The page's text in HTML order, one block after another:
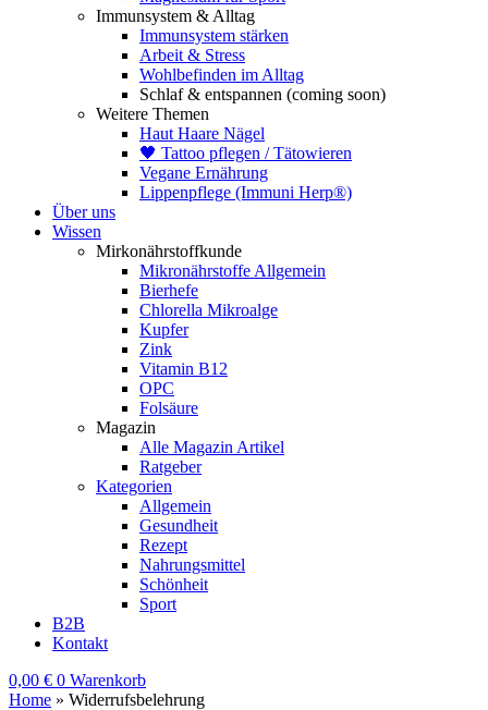
Immunsystem & Alltag
Immunsystem stärken
Arbeit & Stress
Wohlbefinden im Alltag
Schlaf & entspannen (coming soon)
Weitere Themen
Haut Haare Nägel
🖤 Tattoo pflegen / Tätowieren
Vegane Ernährung
Lippenpflege (Immuni Herp®)
Über uns
Wissen
Mirkonährstoffkunde
Mikronährstoffe Allgemein
Bierhefe
Chlorella Mikroalge
Kupfer
Zink
Vitamin B12
OPC
Folsäure
Magazin
Alle Magazin Artikel
Ratgeber
Kategorien
Allgemein
Gesundheit
Rezept
Nahrungsmittel
Schönheit
Sport
B2B
Kontakt
0,00 € 0 Warenkorb
Home » Widerrufsbelehrung